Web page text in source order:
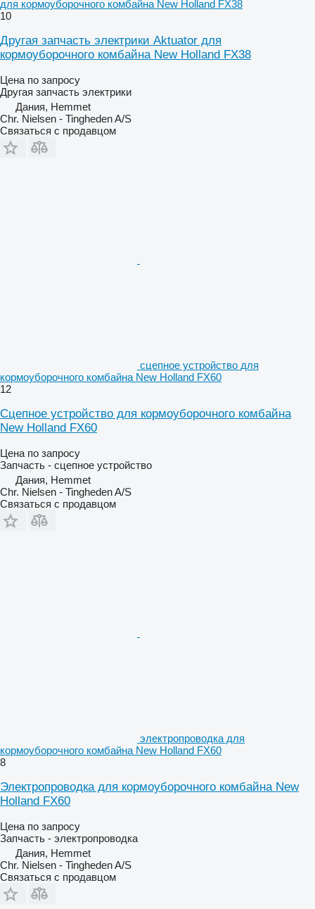
для кормоуборочного комбайна New Holland FX38
10
Другая запчасть электрики Aktuator для
кормоуборочного комбайна New Holland FX38
Цена по запросу
Другая запчасть электрики
Дания, Hemmet
Chr. Nielsen - Tingheden A/S
Связаться с продавцом
сцепное устройство для
кормоуборочного комбайна New Holland FX60
12
Сцепное устройство для кормоуборочного комбайна
New Holland FX60
Цена по запросу
Запчасть - сцепное устройство
Дания, Hemmet
Chr. Nielsen - Tingheden A/S
Связаться с продавцом
электропроводка для
кормоуборочного комбайна New Holland FX60
8
Электропроводка для кормоуборочного комбайна New
Holland FX60
Цена по запросу
Запчасть - электропроводка
Дания, Hemmet
Chr. Nielsen - Tingheden A/S
Связаться с продавцом